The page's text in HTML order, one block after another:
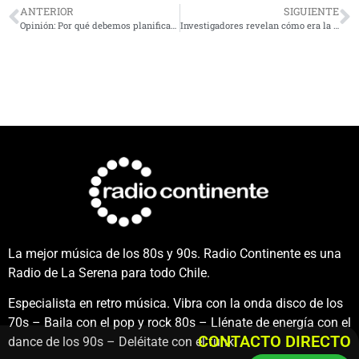
ANTERIOR SIGUIENTE
La mejor música de los 80s y 90s. Radio Continente es una
Radio de La Serena para todo Chile.
Especialista en retro música. Vibra con la onda disco de los
70s – Baila con el pop y rock 80s – Llénate de energía con el
dance de los 90s – Deléitate con el funk.CONTACTO DIRECTO